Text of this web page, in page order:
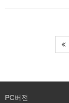
PC버전